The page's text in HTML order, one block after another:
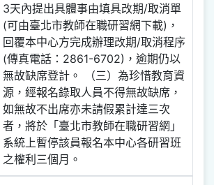
3天內提出具體事由填具改期/取消單
(可由臺北市教師在職研習網下載)，
回覆本中心方完成辦理改期/取消程序
(傳真電話：2861-6702)，逾期仍以
無故缺席登計。 （三）為珍惜教育資
源，經報名錄取人員不得無故缺席，
如無故不出席亦未請假累計達三次
者，將於「臺北市教師在職研習網」
系統上暫停該員報名本中心各研習班
之權利三個月。